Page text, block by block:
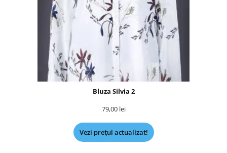
Bluza Silvia 2
79,00 lei
Vezi prețul actualizat!